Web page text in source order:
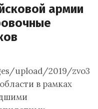
армии
upload/2019/zvo3-
в рамках